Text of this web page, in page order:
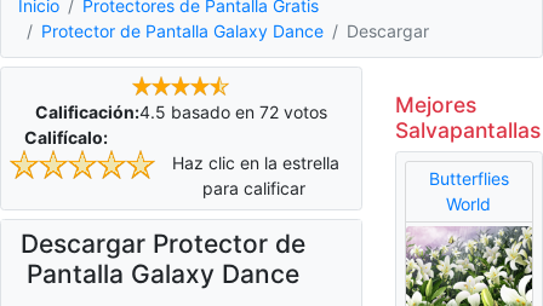
Inicio
Protectores de Pantalla Gratis
Protector de Pantalla Galaxy Dance
Descargar
Calificación:4.5 basado en 72votos
Califícalo:
Haz clic en la estrella
para calificar
Descargar Protector de
Pantalla Galaxy Dance
Mejores
Salvapantallas
Butterflies
World